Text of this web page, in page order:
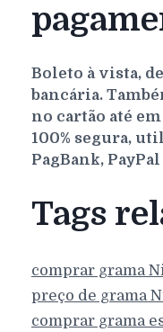
Boleto à vista,
bancária.
no cartão até em
100% segura,
PagBank,
Tags
comprar grama
preço de grama
comprar grama